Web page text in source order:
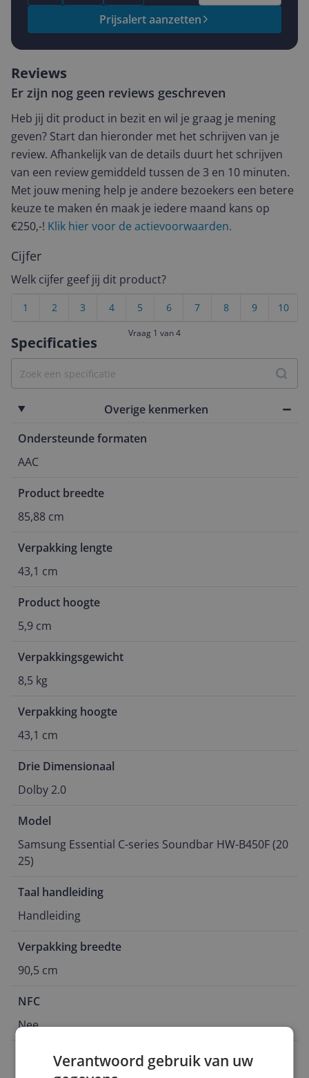
Prijsalert aanzetten
Specificaties
Overige kenmerken
Ondersteunde formaten
AAC
Product breedte
85,88 cm
Verpakking lengte
43,1 cm
Product hoogte
5,9 cm
Verpakkingsgewicht
8,5 kg
Verpakking hoogte
43,1 cm
Drie Dimensionaal
Dolby 2.0
Model
Samsung Essential C-series Soundbar HW-B450F (20
25)
Taal handleiding
Handleiding
Verpakking breedte
90,5 cm
NFC
Nee
Bluetooth
Reviews
Er zijn nog geen reviews geschreven
Heb jij dit product in bezit en wil je graag je mening
geven? Start dan hieronder met het schrijven van je
review. Afhankelijk van de details duurt het schrijven
van een review gemiddeld tussen de 3 en 10 minuten.
Met jouw mening help je andere bezoekers een betere
keuze te maken én maak je iedere maand kans op
€250,-! Klik hier voor de actievoorwaarden.
Cijfer
Welk cijfer geef jij dit product?
10
9
8
7
6
5
4
3
2
1
Vraag 1 van 4
Verantwoord gebruik van uw